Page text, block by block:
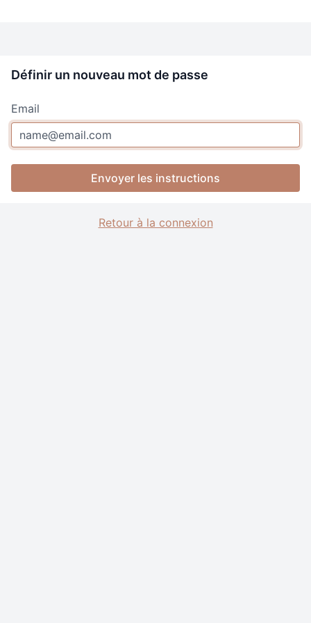
Définir un nouveau mot de passe
Email
Envoyer les instructions
Retour à la connexion